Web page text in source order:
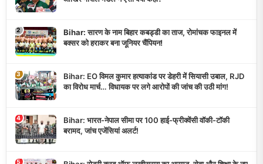
2
Bihar: सारण के नाम बिहार कबड्डी का ताज, रोमांचक फाइनल में
बक्सर को हराकर बना जूनियर चैंपियन!
3
Bihar: EO विमल कुमार हत्याकांड पर डेहरी में सियासी उबाल, RJD
का विरोध मार्च… विधायक पर लगे आरोपों की जांच की उठी मांग!
4
Bihar: भारत-नेपाल सीमा पर 100 हाई-फ्रीक्वेंसी वॉकी-टॉकी
बरामद, जांच एजेंसियां अलर्ट!
5